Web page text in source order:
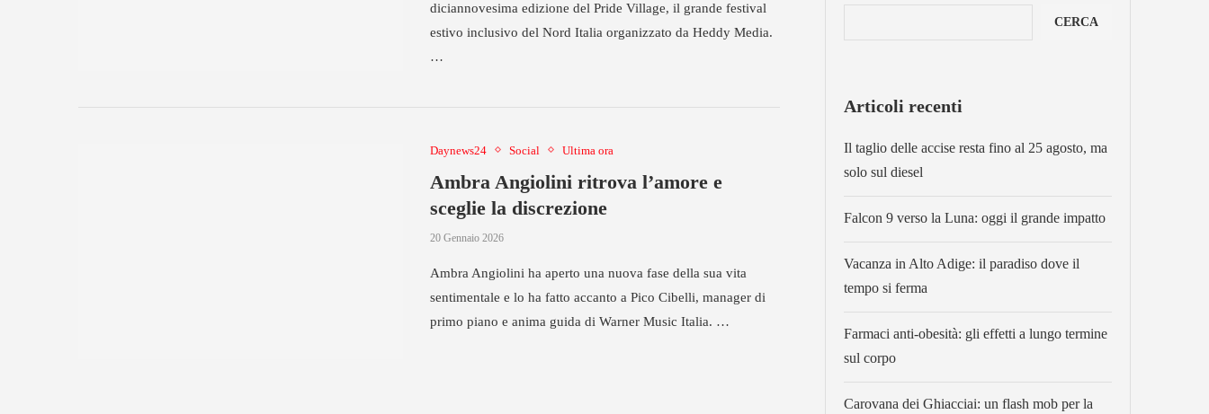
diciannovesima edizione del Pride Village, il grande festival
estivo inclusivo del Nord Italia organizzato da Heddy Media.
…
Daynews24 Social Ultima ora
Ambra Angiolini ritrova l’amore e
sceglie la discrezione
20 Gennaio 2026
Ambra Angiolini ha aperto una nuova fase della sua vita
sentimentale e lo ha fatto accanto a Pico Cibelli, manager di
primo piano e anima guida di Warner Music Italia. …
CERCA
Articoli recenti
Il taglio delle accise resta fino al 25 agosto, ma
solo sul diesel
Falcon 9 verso la Luna: oggi il grande impatto
Vacanza in Alto Adige: il paradiso dove il
tempo si ferma
Farmaci anti-obesità: gli effetti a lungo termine
sul corpo
Carovana dei Ghiacciai: un flash mob per la